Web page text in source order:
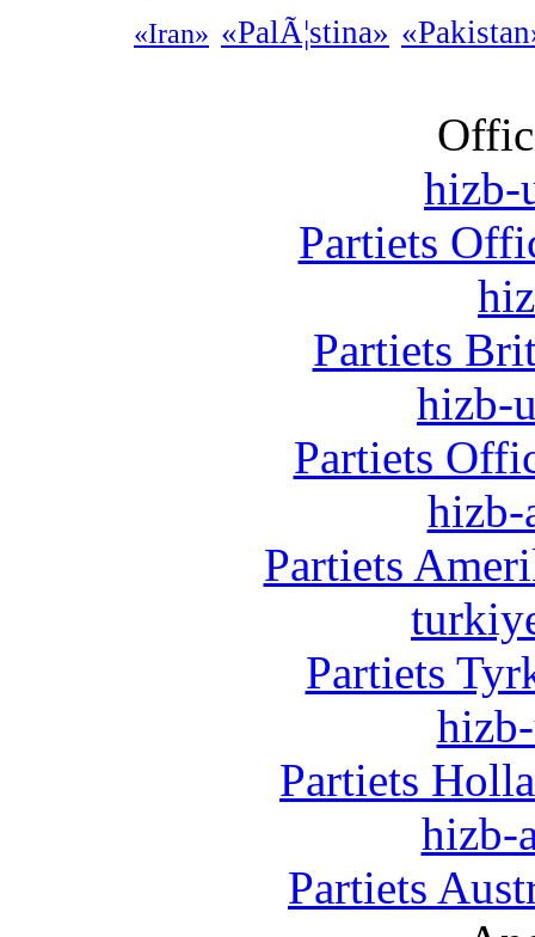
«Iran» «PalÃ¦stina»
hizb-
Partiets
Partiets
hizb-
Partiets
hizb-
Partiets
Partiets
Partiets
hizb-
Partiets